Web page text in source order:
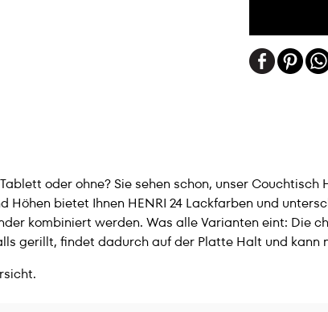
oder ohne? Sie sehen schon, unser
Höhen bietet Ihnen HENRI 24 Lackfarben und
kombiniert werden. Was alle Varianten eint: Die
gerillt, findet dadurch auf der Platte Halt und kann